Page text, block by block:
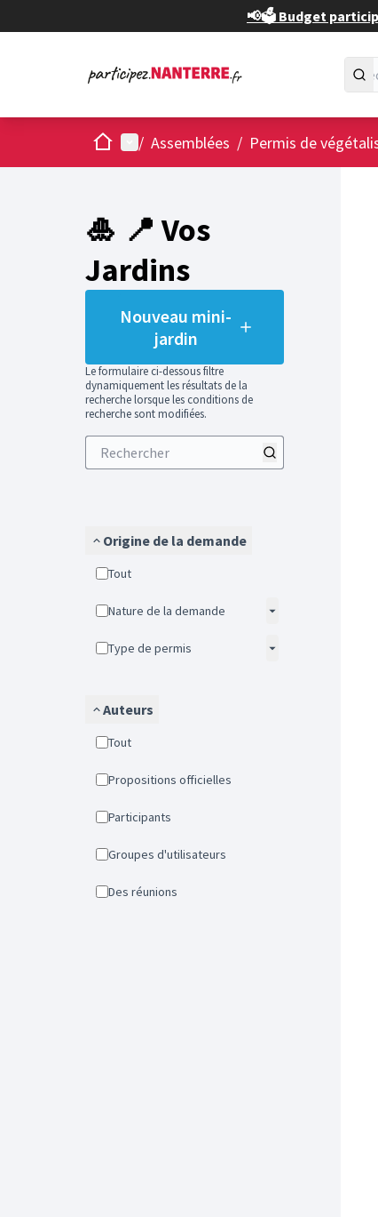
📢🗳️ Budget
AccueilMenu principal
/ Assemblées / Permis de
🎍 📍 Vos
Jardins
Nouveau mini-
jardin
Le formulaire ci-dessous filtre
dynamiquement les résultats de la
recherche lorsque les conditions de
recherche sont modifiées.
Origine de la demande
Tout
Nature de la demande
Type de permis
Auteurs
Tout
Propositions officielles
Participants
Groupes d'utilisateurs
Des réunions